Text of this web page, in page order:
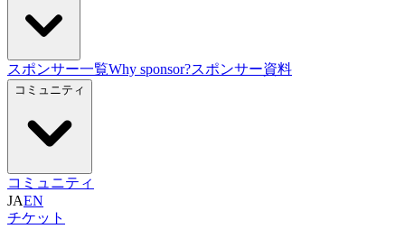
スポンサー一覧Why sponsor?スポンサー資料
コミュニティ
コミュニティ
JAEN
チケット